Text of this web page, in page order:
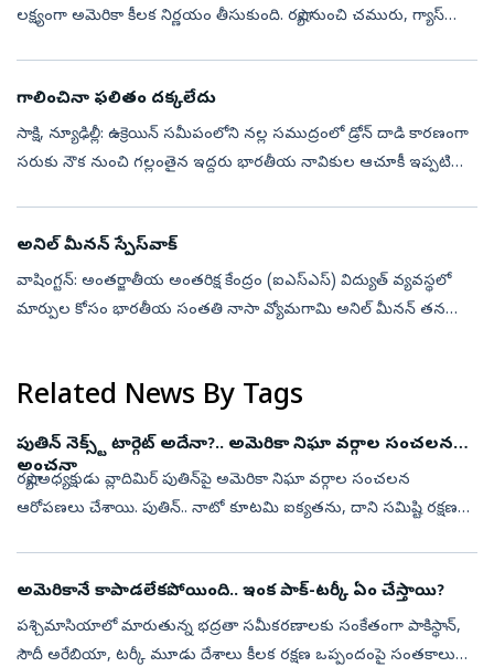
లక్ష్యంగా అమెరికా కీలక నిర్ణయం తీసుకుంది. రష్యా నుంచి చమురు, గ్యాస్‌
గాలించినా ఫలితం దక్కలేదు
సాక్షి, న్యూఢిల్లీ: ఉక్రెయిన్‌ సమీపంలోని నల్ల సముద్రంలో డ్రోన్‌ దాడి కారణంగా
సరుకు నౌక నుంచి గల్లంతైన ఇద్దరు భారతీయ నావికుల ఆచూకీ ఇప్పటి
అనిల్‌ మీనన్‌ స్పేస్‌వాక్‌
వాషింగ్టన్‌: అంతర్జాతీయ అంతరిక్ష కేంద్రం (ఐఎస్‌ఎస్‌) విద్యుత్‌ వ్యవస్థలో
మార్పుల కోసం భారతీయ సంతతి నాసా వ్యోమగామి అనిల్‌ మీనన్‌ తన
Related News By Tags
పుతిన్‌ నెక్స్ట్‌ టార్గెట్‌ అదేనా?.. అమెరికా నిఘా వర్గాల సంచలన
అంచనా
రష్యా అధ్యక్షుడు వ్లాదిమిర్‌ పుతిన్‌పై అమెరికా నిఘా వర్గాల సంచలన
ఆరోపణలు చేశాయి. పుతిన్‌.. నాటో కూటమి ఐక్యతను, దాని సమిష్టి రక్షణ
అమెరికానే కాపాడలేకపోయింది.. ఇంక పాక్‌-టర్కీ ఏం చేస్తాయి?
పశ్చిమాసియాలో మారుతున్న భద్రతా సమీకరణాలకు సంకేతంగా పాకిస్థాన్‌,
సౌదీ అరేబియా, టర్కీ మూడు దేశాలు కీలక రక్షణ ఒప్పందంపై సంతకాలు